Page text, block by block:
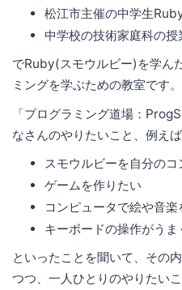
松江市主催の中学生
中学校の技術家庭科の授
でRuby(スモウルビー)を学ん
ミングを学ぶための教室です。
「プログラミング道場：
なさんのやりたいこと、例えば
スモウルビーを自分の
ゲームを作りたい
コンピュータで絵や音楽
キーボードの操作がうま
といったことを聞いて、その
つつ、一人ひとりのやりたい